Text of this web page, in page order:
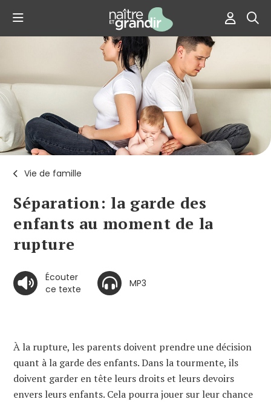
Vie de famille
Séparation: la garde des
enfants au moment de la
rupture
Écouter
ce texte
MP3
À la rupture, les parents doivent prendre une décision
quant à la garde des enfants. Dans la tourmente, ils
doivent garder en tête leurs droits et leurs devoirs
envers leurs enfants. Cela pourra jouer sur leur chance